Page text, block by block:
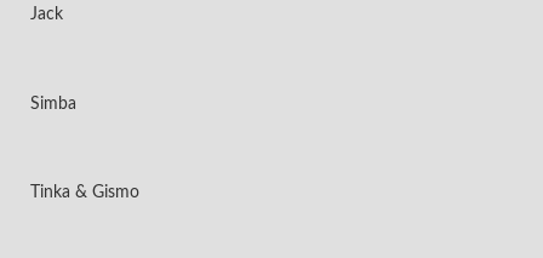
Jack
Simba
Tinka & Gismo